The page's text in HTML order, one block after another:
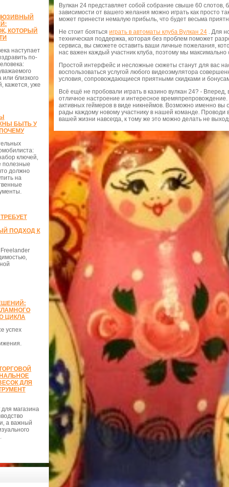
КОТОРЫЙ
наступает
по-
или близкого
кажется, уже
БЫТЬ У
ключей,
полезные
должно
на
ТРЕБУЕТ
ПОДХОД К
ЦИКЛА
успех
ДЛЯ
для магазина
а важный
Вулкан 24 представляет собой собрание свыше 60 слотов,
зависимости от вашего желания можно играть как просто
может принести немалую прибыль, что будет весьма
Не стоит бояться играть в автоматы клуба Вулкан 24 . Для
техническая поддержка, которая без проблем поможет
сервиса, вы сможете оставить ваши личные пожелания,
нас важен каждый участник клуба, поэтому мы
Простой интерфейс и несложные сюжеты станут для вас
воспользоваться услугой любого видеоэмулятора
условия, сопровождающиеся приятными скидками и
Всё ещё не пробовали играть в казино вулкан 24? -
отличное настроение и интересное
активных геймеров в виде никнеймов. Возможно именно вы
рады каждому новому участнику в нашей команде. Проводи
вашей жизни навсегда, к тому же это можно делать не